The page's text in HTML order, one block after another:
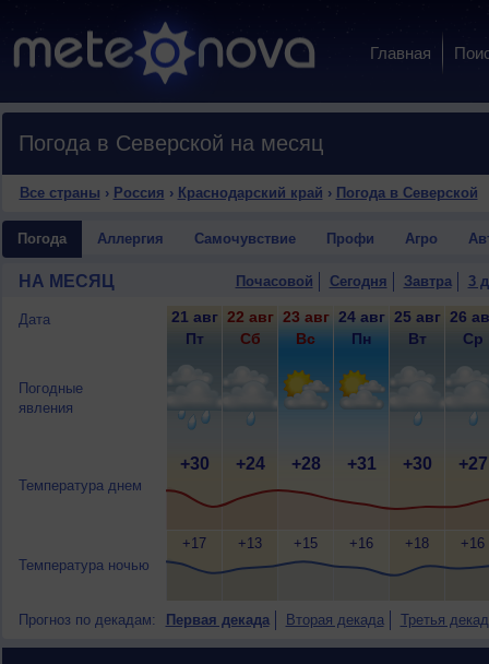
Главная
Погода в Северской на месяц
Все страны › Россия › Краснодарский край › Погода в Северской
Погода Аллергия Самочувствие Профи Агро
НА МЕСЯЦ Почасовой Сегодня Завтра 3
Дата
Погодные
явления
Температура днем
Температура ночью
21 авг
Пт
+30
+17
22 авг
Сб
+24
+13
23 авг
Вс
+28
+15
24 авг
Пн
+31
+16
25 авг
Вт
+30
+18
26
Ср
+27
+16
Прогноз по декадам: Первая декада Вторая декада Третья